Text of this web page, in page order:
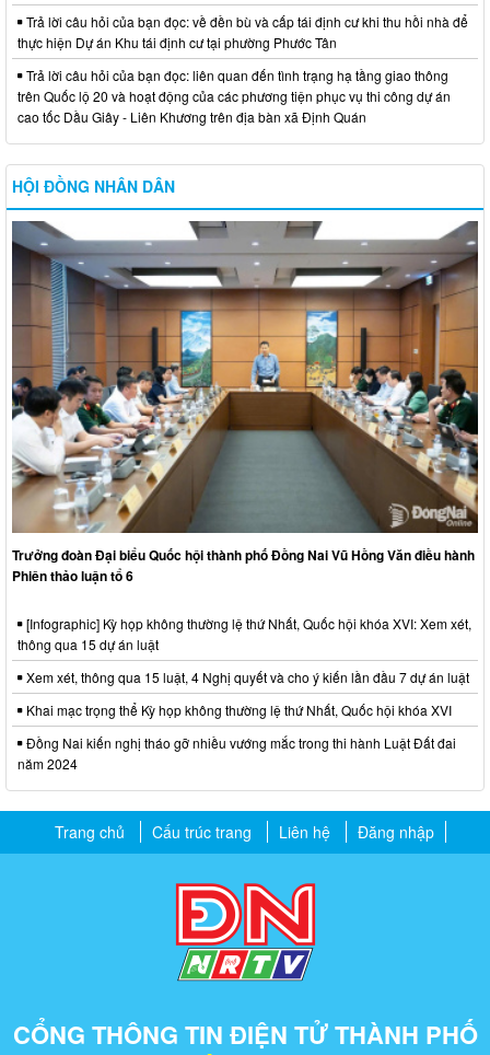
Trả lời câu hỏi của bạn đọc: về đền bù và cấp tái định cư khi thu hồi nhà để
thực hiện Dự án Khu tái định cư tại phường Phước Tân
Trả lời câu hỏi của bạn đọc: liên quan đến tình trạng hạ tầng giao thông
trên Quốc lộ 20 và hoạt động của các phương tiện phục vụ thi công dự án
cao tốc Dầu Giây - Liên Khương trên địa bàn xã Định Quán
HỘI ĐỒNG NHÂN DÂN
Trưởng đoàn Đại biểu Quốc hội thành phố Đồng Nai Vũ Hồng Văn điều hành
Phiên thảo luận tổ 6
[Infographic] Kỳ họp không thường lệ thứ Nhất, Quốc hội khóa XVI: Xem xét,
thông qua 15 dự án luật
Xem xét, thông qua 15 luật, 4 Nghị quyết và cho ý kiến lần đầu 7 dự án luật
Khai mạc trọng thể Kỳ họp không thường lệ thứ Nhất, Quốc hội khóa XVI
Đồng Nai kiến nghị tháo gỡ nhiều vướng mắc trong thi hành Luật Đất đai
năm 2024
Trang chủ Cấu trúc trang Liên hệ Đăng nhập
CỔNG THÔNG TIN ĐIỆN TỬ THÀNH PHỐ